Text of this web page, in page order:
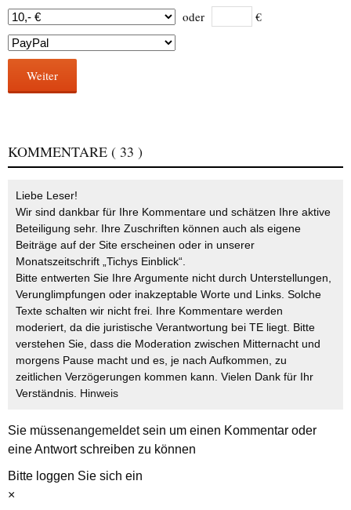
oder €
Weiter
KOMMENTARE ( 33 )
Liebe Leser!
Wir sind dankbar für Ihre Kommentare und schätzen Ihre aktive
Beteiligung sehr. Ihre Zuschriften können auch als eigene
Beiträge auf der Site erscheinen oder in unserer
Monatszeitschrift „Tichys Einblick“.
Bitte entwerten Sie Ihre Argumente nicht durch Unterstellungen,
Verunglimpfungen oder inakzeptable Worte und Links. Solche
Texte schalten wir nicht frei. Ihre Kommentare werden
moderiert, da die juristische Verantwortung bei TE liegt. Bitte
verstehen Sie, dass die Moderation zwischen Mitternacht und
morgens Pause macht und es, je nach Aufkommen, zu
zeitlichen Verzögerungen kommen kann. Vielen Dank für Ihr
Verständnis. Hinweis
Sie müssenangemeldetsein um einen Kommentar oder
eine Antwort schreiben zu können
Bitte loggen Sie sich ein
×